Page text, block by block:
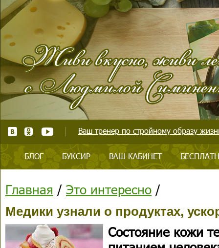
Ваш тренер по стройному образу
БЛОГ БУКСИР ВАШ КАБИНЕТ
Главная / Это интересно /
Медики узнали о продуктах,
Состояние кожи